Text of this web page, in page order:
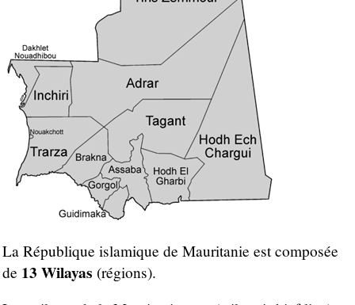
La République islamique de Mauritanie est composée
de 13 Wilayas (régions).